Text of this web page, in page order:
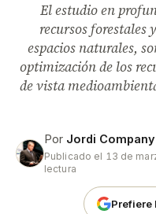
El estudio en
recursos forestales
espacios naturales,
optimización de los
de vista
Por Jordi Company
Publicado el 13 de
lectura
Prefiere